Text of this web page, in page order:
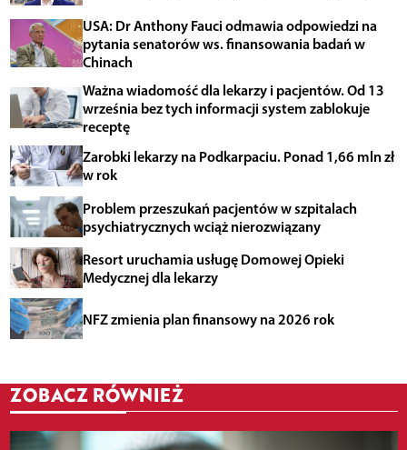
USA: Dr Anthony Fauci odmawia odpowiedzi na
pytania senatorów ws. finansowania badań w
Chinach
Ważna wiadomość dla lekarzy i pacjentów. Od 13
września bez tych informacji system zablokuje
receptę
Zarobki lekarzy na Podkarpaciu. Ponad 1,66 mln zł
w rok
Problem przeszukań pacjentów w szpitalach
psychiatrycznych wciąż nierozwiązany
Resort uruchamia usługę Domowej Opieki
Medycznej dla lekarzy
NFZ zmienia plan finansowy na 2026 rok
ZOBACZ RÓWNIEŻ